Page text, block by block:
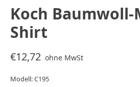
Koch Baumwoll-
Shirt
€12,72 ohne MwSt
Modell: C195